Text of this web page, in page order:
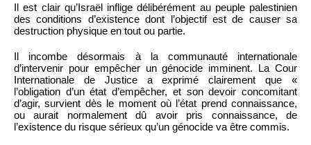
Il est clair qu’Israël inflige délibérément au peuple palestinien
des conditions d’existence dont l’objectif est de causer sa
destruction physique en tout ou partie.
Il incombe désormais à la communauté internationale
d’intervenir pour empêcher un génocide imminent. La Cour
Internationale de Justice a exprimé clairement que «
l’obligation d’un état d’empêcher, et son devoir concomitant
d’agir, survient dès le moment où l’état prend connaissance,
ou aurait normalement dû avoir pris connaissance, de
l’existence du risque sérieux qu’un génocide va être commis.